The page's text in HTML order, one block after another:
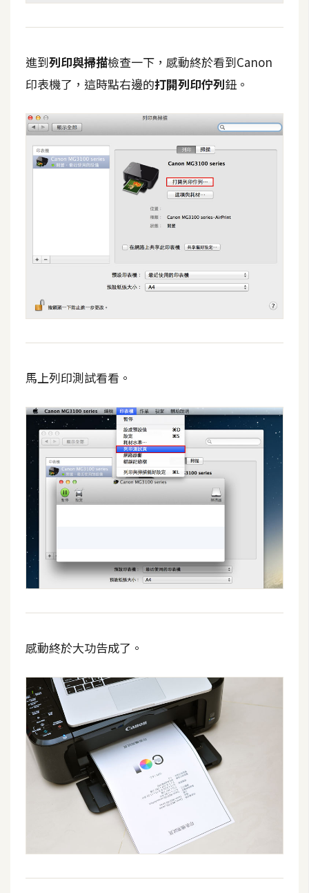
進到列印與掃描檢查一下，感動終於看到Canon
印表機了，這時點右邊的打開列印佇列鈕。
馬上列印測試看看。
感動終於大功告成了。